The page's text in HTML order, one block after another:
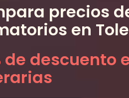
precios
en
de descuento